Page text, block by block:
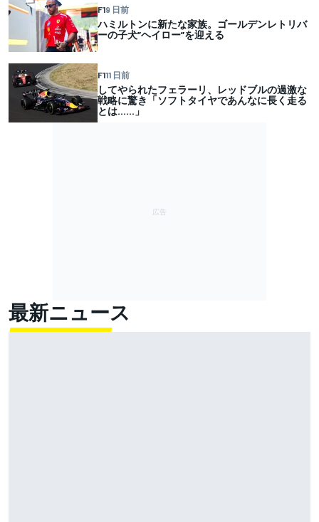
F19 日前
ハミルトンに新たな家族。ゴールデンレトリバ
ーの子犬”ヘイロー”を迎える
F111 日前
してやられたフェラーリ、レッドブルの過激な
戦略に驚き「ソフトタイヤであんなに長く走る
とは……」
最新ニュース